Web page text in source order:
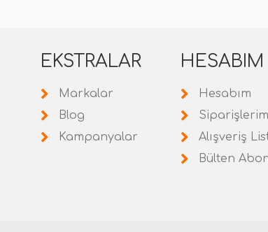
EKSTRALAR
Markalar
Blog
Kampanyalar
HESABIM
Hesabım
Siparişlerim
Alışveriş
Bülten